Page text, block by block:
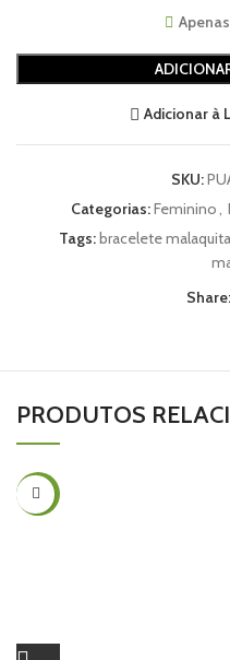
Adicionar à
SKU:
Categorias:Feminino,
Tags:bracelete malaquita
Share:
PRODUTOS
-27%